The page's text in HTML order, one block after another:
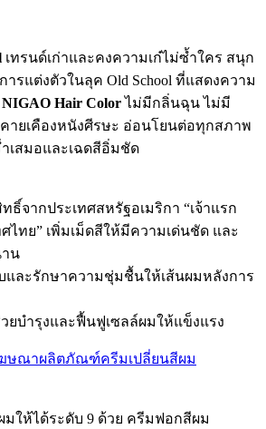
เทรนด์เก่าและคงความเก๋ไม่ซ้ำใคร สนุก
รแต่งตัวในลุค Old School ที่แสดงความ
NIGAO Hair Colorไม่มีกลิ่นฉุน ไม่มี
ายเคืองหนังศีรษะ อ่อนโยนต่อทุกสภาพ
เสมอและเฉดสีอิ่มชัด
ธิ์จากประเทศสหรัฐอเมริกา “เจ้าแรก
ศไทย” เพิ่มเม็ดสีให้มีความเด่นชัด และ
น
และรักษาความชุ่มชื้นให้เส้นผมหลังการ
ยบำรุงและฟื้นฟูเซลล์ผมให้แข็งแรง
มให้ได้ระดับ 9 ด้วย ครีมฟอกสีผม